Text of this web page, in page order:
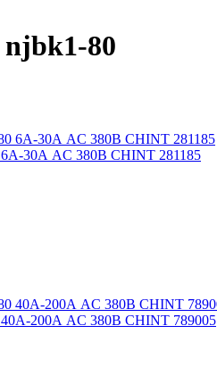
njbk1-80
6А-30А AC 380В CHINT 281185
40А-200А AC 380В CHINT 789005